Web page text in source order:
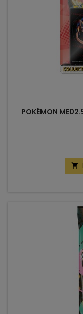
POKÉMON
